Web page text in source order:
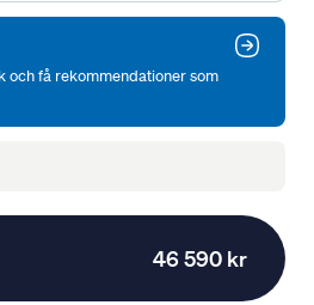
och få rekommendationer som
46 590 kr